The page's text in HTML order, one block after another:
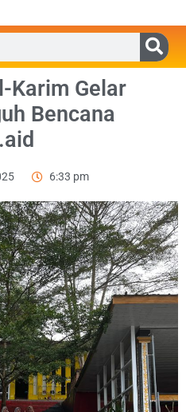
Karim Gelar
Bencana
6:33 pm